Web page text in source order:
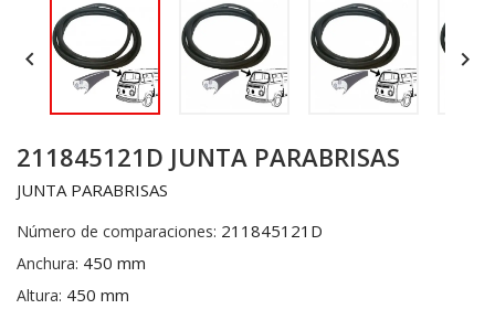
 
211845121D JUNTA PARABRISAS
JUNTA PARABRISAS
Número de comparaciones: 211845121D
Anchura: 450 mm
Altura: 450 mm